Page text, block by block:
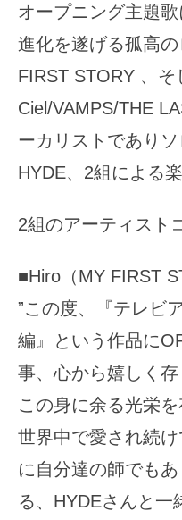
オープニング主題
進化を遂げる孤高
FIRST STORY 、そ
Ciel/VAMPS/THE
ーカリストであり
HYDE、2組による
2組のアーティスト
■Hiro（MY FIRST
”この度、『テレビ
編』という作品に
事、心から嬉しく存
この身に余る光栄を
世界中で愛され続
に自分達の師でも
る、HYDEさんと一